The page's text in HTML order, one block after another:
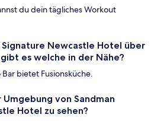
du dein tägliches Workout
Newcastle Hotel über
es welche in der Nähe?
bietet Fusionsküche.
von Sandman
Hotel zu sehen?